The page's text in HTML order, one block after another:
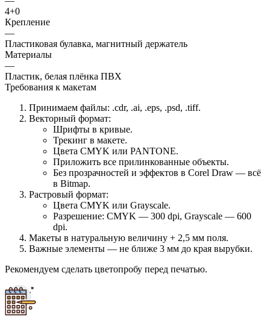
4+0
Крепление
—
Пластиковая булавка, магнитный держатель
Материалы
—
Пластик, белая плёнка ПВХ
Требования к макетам
Принимаем файлы: .cdr, .ai, .eps, .psd, .tiff.
Векторный формат:
Шрифты в кривые.
Трекинг в макете.
Цвета CMYK или PANTONE.
Приложить все прилинкованные объекты.
Без прозрачностей и эффектов в Corel Draw — всё
в Bitmap.
Растровый формат:
Цвета CMYK или Grayscale.
Разрешение: CMYK — 300 dpi, Grayscale — 600
dpi.
Макеты в натуральную величину + 2,5 мм поля.
Важные элементы — не ближе 3 мм до края вырубки.
Рекомендуем сделать цветопробу перед печатью.